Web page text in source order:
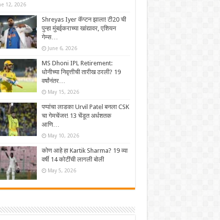
12, 2026
Shreyas Iyer कॅप्टन झाला! टी20 ची
पुन्हा मुंबईकराच्या खांद्यावर, एशियन
गेम्स…
June 6, 2026
MS Dhoni IPL Retirement:
धोनीच्या निवृत्तीची तारीख ठरली? 19
वर्षांनंतर…
May 15, 2026
पप्पांचा लाडका Urvil Patel बनला CSK
चा गेमचेंजर! 13 चेंडूत अर्धशतक
आणि…
May 10, 2026
कोण आहे हा Kartik Sharma? 19 व्या
वर्षी 14 कोटींची लागली बोली
May 5, 2026